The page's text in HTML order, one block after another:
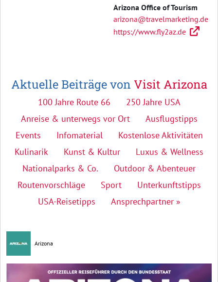
Arizona Office of Tourism
arizona@travelmarketing.de
https://www.fly2az.de
Aktuelle Beiträge von Visit Arizona
100 Jahre Route 66
250 Jahre USA
Anreise & unterwegs vor Ort
Ausflugstipps
Events
Infomaterial
Kostenlose Aktivitäten
Kulinarik
Kunst & Kultur
Luxus & Wellness
Nationalparks & Co.
Outdoor & Abenteuer
Routenvorschläge
Sport
Unterkunftstipps
USA-Reisetipps
Ansprechpartner »
Arizona